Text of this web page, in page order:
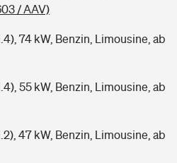
/ AAV)
74 kW, Benzin, Limousine, ab
55 kW, Benzin, Limousine, ab
47 kW, Benzin, Limousine, ab